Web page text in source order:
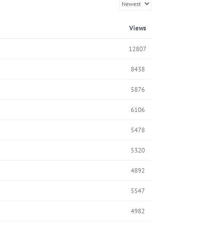
Views
12807
8438
5876
6106
5478
5320
4892
5547
4982